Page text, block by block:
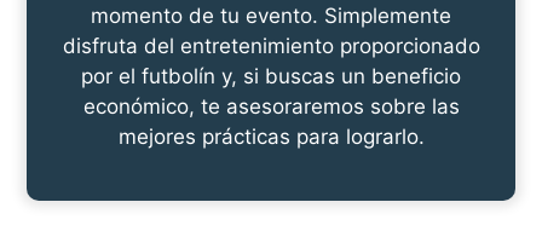
momento de tu evento. Simplemente
disfruta del entretenimiento proporcionado
por el futbolín y, si buscas un beneficio
económico, te asesoraremos sobre las
mejores prácticas para lograrlo.